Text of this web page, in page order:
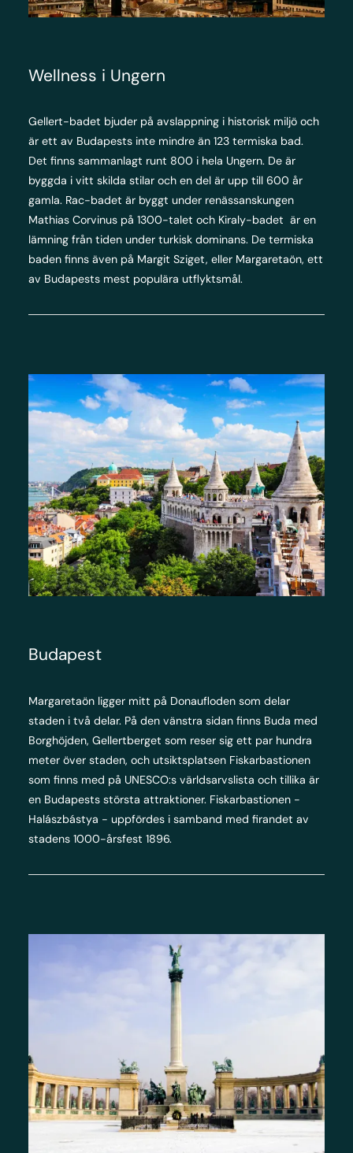
Wellness i Ungern
Gellert-badet bjuder på avslappning i historisk miljö och
är ett av Budapests inte mindre än 123 termiska bad.
Det finns sammanlagt runt 800 i hela Ungern. De är
byggda i vitt skilda stilar och en del är upp till 600 år
gamla. Rac-badet är byggt under renässanskungen
Mathias Corvinus på 1300-talet och Kiraly-badet är en
lämning från tiden under turkisk dominans. De termiska
baden finns även på Margit Sziget, eller Margaretaön, ett
av Budapests mest populära utflyktsmål.
Budapest
Margaretaön ligger mitt på Donaufloden som delar
staden i två delar. På den vänstra sidan finns Buda med
Borghöjden, Gellertberget som reser sig ett par hundra
meter över staden, och utsiktsplatsen Fiskarbastionen
som finns med på UNESCO:s världsarvslista och tillika är
en Budapests största attraktioner. Fiskarbastionen -
Halászbástya - uppfördes i samband med firandet av
stadens 1000-årsfest 1896.